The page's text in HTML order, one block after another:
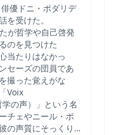
優ドニ・ポダリデ
を受けた。
が哲学や自己啓発
のを見つけた
当たりはなかっ
セーズの団員であ
撮った覚えがな
Voix
の声）」という名
チェやニール・ポ
の声質にそっくり…